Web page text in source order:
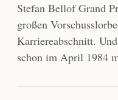
Stefan Bellof Grand
großen
Karriereabschnitt.
schon im April 1984